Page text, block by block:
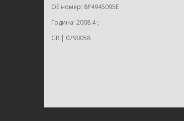
ОЕ номер: 8P4945095E
Година: 2008.4-;
GR | 0790058